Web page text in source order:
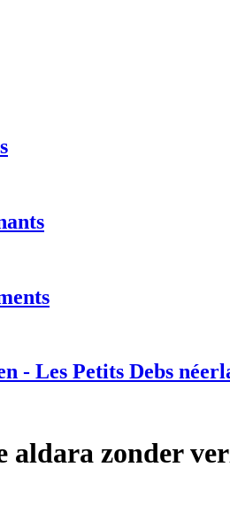
- Les Petits Debs
aldara zonder